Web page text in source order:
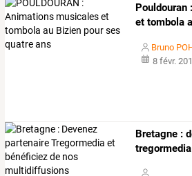
Pouldouran :
et tombola
Bruno
8 févr.
Bretagne :
tregormedia